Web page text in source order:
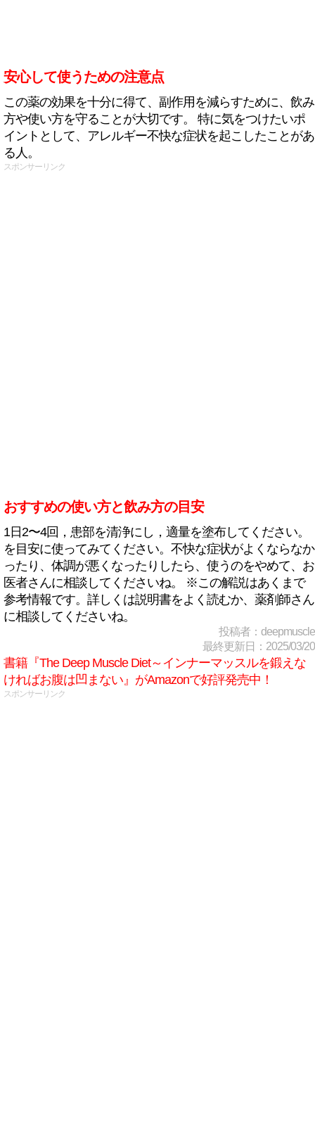
安心して使うための注意点
この薬の効果を十分に得て、副作用を減らすために、飲み
方や使い方を守ることが大切です。 特に気をつけたいポ
イントとして、アレルギー不快な症状を起こしたことがあ
る人。
スポンサーリンク
おすすめの使い方と飲み方の目安
1日2〜4回，患部を清浄にし，適量を塗布してください。
を目安に使ってみてください。不快な症状がよくならなか
ったり、体調が悪くなったりしたら、使うのをやめて、お
医者さんに相談してくださいね。 ※この解説はあくまで
参考情報です。詳しくは説明書をよく読むか、薬剤師さん
に相談してくださいね。
投稿者：deepmuscle
最終更新日：2025/03/20
書籍『The Deep Muscle Diet～インナーマッスルを鍛えな
ければお腹は凹まない』がAmazonで好評発売中！
スポンサーリンク